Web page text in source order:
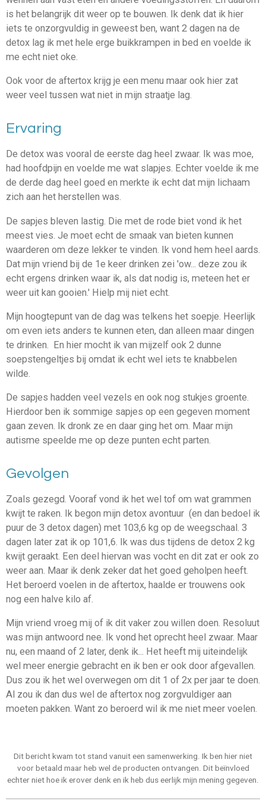
is het belangrijk dit weer op te bouwen. Ik denk dat ik hier
iets te onzorgvuldig in geweest ben, want 2 dagen na de
detox lag ik met hele erge buikkrampen in bed en voelde ik
me echt niet oke.
Ook voor de aftertox krijg je een menu maar ook hier zat
weer veel tussen wat niet in mijn straatje lag.
Ervaring
De detox was vooral de eerste dag heel zwaar. Ik was moe,
had hoofdpijn en voelde me wat slapjes. Echter voelde ik me
de derde dag heel goed en merkte ik echt dat mijn lichaam
zich aan het herstellen was.
De sapjes bleven lastig. Die met de rode biet vond ik het
meest vies. Je moet echt de smaak van bieten kunnen
waarderen om deze lekker te vinden. Ik vond hem heel aards.
Dat mijn vriend bij de 1e keer drinken zei 'ow... deze zou ik
echt ergens drinken waar ik, als dat nodig is, meteen het er
weer uit kan gooien.' Hielp mij niet echt.
Mijn hoogtepunt van de dag was telkens het soepje. Heerlijk
om even iets anders te kunnen eten, dan alleen maar dingen
te drinken. En hier mocht ik van mijzelf ook 2 dunne
soepstengeltjes bij omdat ik echt wel iets te knabbelen
wilde.
De sapjes hadden veel vezels en ook nog stukjes groente.
Hierdoor ben ik sommige sapjes op een gegeven moment
gaan zeven. Ik dronk ze en daar ging het om. Maar mijn
autisme speelde me op deze punten echt parten.
Gevolgen
Zoals gezegd. Vooraf vond ik het wel tof om wat grammen
kwijt te raken. Ik begon mijn detox avontuur (en dan bedoel ik
puur de 3 detox dagen) met 103,6 kg op de weegschaal. 3
dagen later zat ik op 101,6. Ik was dus tijdens de detox 2 kg
kwijt geraakt. Een deel hiervan was vocht en dit zat er ook zo
weer aan. Maar ik denk zeker dat het goed geholpen heeft.
Het beroerd voelen in de aftertox, haalde er trouwens ook
nog een halve kilo af.
Mijn vriend vroeg mij of ik dit vaker zou willen doen. Resoluut
was mijn antwoord nee. Ik vond het oprecht heel zwaar. Maar
nu, een maand of 2 later, denk ik... Het heeft mij uiteindelijk
wel meer energie gebracht en ik ben er ook door afgevallen.
Dus zou ik het wel overwegen om dit 1 of 2x per jaar te doen.
Al zou ik dan dus wel de aftertox nog zorgvuldiger aan
moeten pakken. Want zo beroerd wil ik me niet meer voelen.
Dit bericht kwam tot stand vanuit een samenwerking. Ik ben hier niet
voor betaald maar heb wel de producten ontvangen. Dit beïnvloed
echter niet hoe ik erover denk en ik heb dus eerlijk mijn mening gegeven.